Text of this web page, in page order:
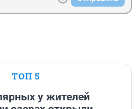
ТОП 5
у жителей